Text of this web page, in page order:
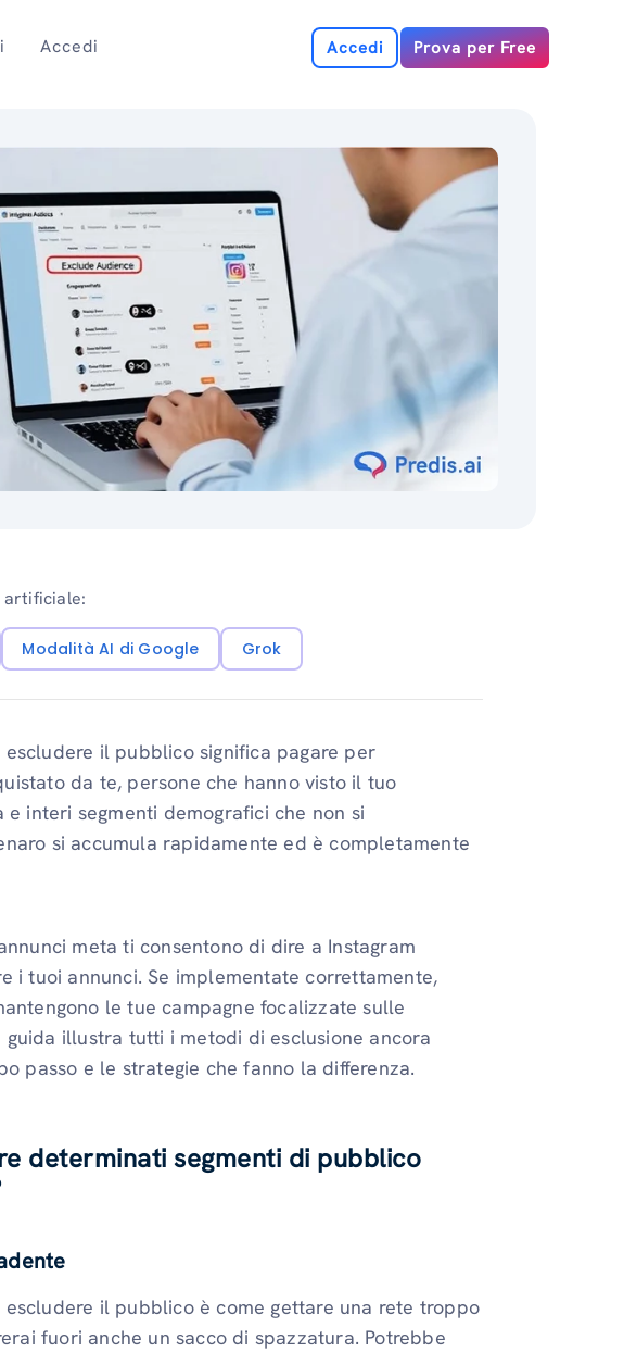
Accedi Accedi Prova per Free
artificiale:
Modalità AI di Google Grok
il pubblico significa pagare per
da te, persone che hanno visto il tuo
interi segmenti demografici che non si
si accumula rapidamente ed è completamente
meta ti consentono di dire a Instagram
i tuoi annunci. Se implementate correttamente,
le tue campagne focalizzate sulle
illustra tutti i metodi di esclusione ancora
passo e le strategie che fanno la differenza.
determinati segmenti di pubblico
escludere il pubblico è come gettare una rete troppo
fuori anche un sacco di spazzatura. Potrebbe